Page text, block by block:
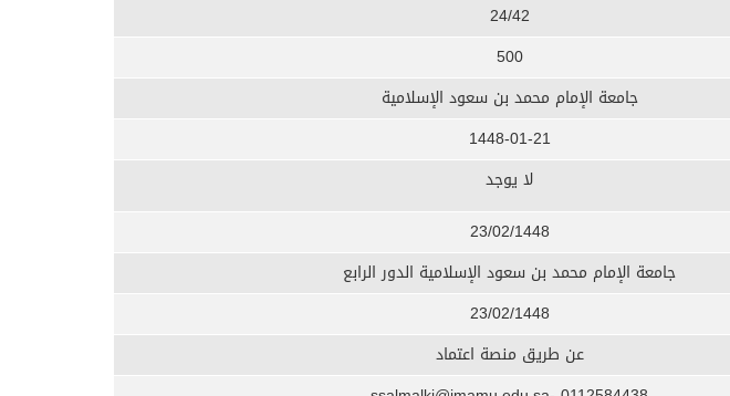
24/42
500
جامعة الإمام محمد بن سعود الإسلامية
1448-01-21
​لا يوجد
23/02/1448
جامعة الإمام محمد بن سعود الإسلامية الدور الرابع
23/02/1448
عن طريق منصة اعتماد